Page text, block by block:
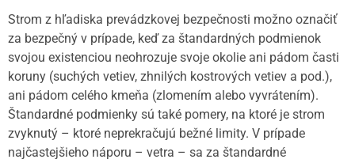
Strom z hľadiska prevádzkovej bezpečnosti možno označiť
za bezpečný v prípade, keď za štandardných podmienok
svojou existenciou neohrozuje svoje okolie ani pádom časti
koruny (suchých vetiev, zhnilých kostrových vetiev a pod.),
ani pádom celého kmeňa (zlomením alebo vyvrátením).
Štandardné podmienky sú také pomery, na ktoré je strom
zvyknutý – ktoré neprekračujú bežné limity. V prípade
najčastejšieho náporu – vetra – sa za štandardné